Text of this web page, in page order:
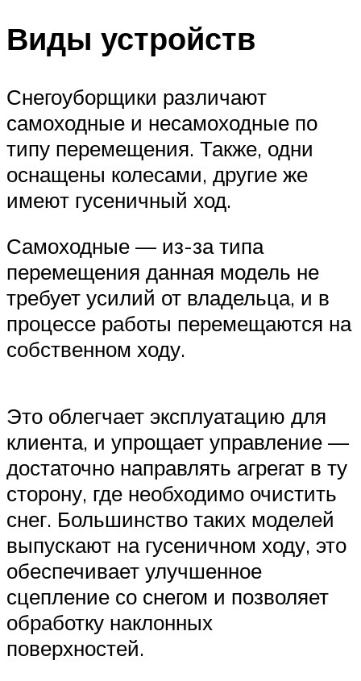
Виды устройств
Снегоуборщики различают
самоходные и несамоходные по
типу перемещения. Также, одни
оснащены колесами, другие же
имеют гусеничный ход.
Самоходные — из-за типа
перемещения данная модель не
требует усилий от владельца, и в
процессе работы перемещаются на
собственном ходу.
Это облегчает эксплуатацию для
клиента, и упрощает управление —
достаточно направлять агрегат в ту
сторону, где необходимо очистить
снег. Большинство таких моделей
выпускают на гусеничном ходу, это
обеспечивает улучшенное
сцепление со снегом и позволяет
обработку наклонных
поверхностей.